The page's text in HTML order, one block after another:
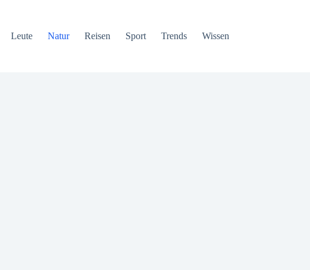
Leute Natur Reisen Sport Trends Wissen